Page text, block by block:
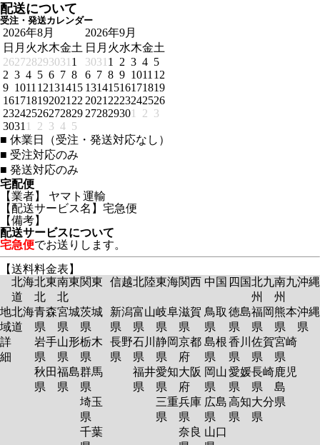
配送について
受注・発送カレンダー
2026年8月
日 月 火水木金土
262728293031 1
2 3 4 5 6 7 8
9 1011 12131415
161718192021 22
23242526272829
3031 1 2 3 4 5
2026年9月
日 月 火水木金土
3031 1 2 3 4 5
6 7 8 9 1011 12
13141516171819
2021 2223242526
272829301 2 3
■ 休業日（受注・発送対応なし）
■ 受注対応のみ
■ 発送対応のみ
宅配便
【業者】 ヤマト運輸
【配送サービス名】宅急便
【備考】
配送サービスについて
宅急便でお送りします。
【送料料金表】
北海
道
北東
北
南東
北
関東 信越北陸東海関西 中国 四国北九
州
南九
州
沖縄
地
域
詳
細
北海
道
青森
県
岩手
県
秋田
県
宮城
県
山形
県
福島
県
茨城
県
栃木
県
群馬
県
埼玉
県
千葉
新潟
県
長野
県
富山
県
石川
県
福井
県
岐阜
県
静岡
県
愛知
県
三重
県
滋賀
県
京都
府
大阪
府
兵庫
県
奈良
鳥取
県
島根
県
岡山
県
広島
県
山口
徳島
県
香川
県
愛媛
県
高知
県
福岡
県
佐賀
県
長崎
県
大分
県
熊本
県
宮崎
県
鹿児
島
県
沖縄
県